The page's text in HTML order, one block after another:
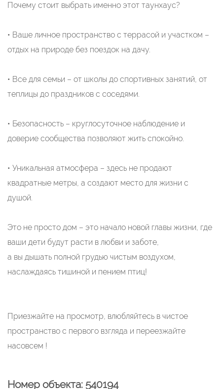
Почему стоит выбрать именно этот таунхаус?
• Ваше личное пространство с террасой и участком –
отдых на природе без поездок на дачу.
• Все для семьи – от школы до спортивных занятий, от
теплицы до праздников с соседями.
• Безопасность – круглосуточное наблюдение и
доверие сообщества позволяют жить спокойно.
• Уникальная атмосфера – здесь не продают
квадратные метры, а создают место для жизни с
душой.
Это не просто дом – это начало новой главы жизни, где
ваши дети будут расти в любви и заботе,
а вы дышать полной грудью чистым воздухом,
наслаждаясь тишиной и пением птиц!
Приезжайте на просмотр, влюбляйтесь в чистое
пространство с первого взгляда и переезжайте
насовсем !
Номер объекта: 540194